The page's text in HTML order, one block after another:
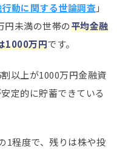
動に関する世論調査」
円未満の世帯の平均金融
1000万円です。
以上が1000万円金融資
定的に貯蓄できている
1程度で、残りは株や投